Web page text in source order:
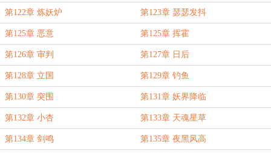
第122章 炼妖炉 第123章 瑟瑟发抖
第125章 恶意 第125章 挥霍
第126章 审判 第127章 日后
第128章 立国 第129章 钓鱼
第130章 突围 第131章 妖界降临
第132章 小杏 第133章 天魂星草
第134章 剑鸣 第135章 夜黑风高